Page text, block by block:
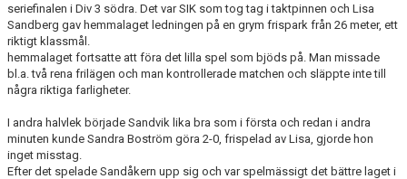
seriefinalen i Div 3 södra. Det var SIK som tog tag i taktpinnen och Lisa
Sandberg gav hemmalaget ledningen på en grym frispark från 26 meter, ett
riktigt klassmål.
hemmalaget fortsatte att föra det lilla spel som bjöds på. Man missade
bl.a. två rena frilägen och man kontrollerade matchen och släppte inte till
några riktiga farligheter.
I andra halvlek började Sandvik lika bra som i första och redan i andra
minuten kunde Sandra Boström göra 2-0, frispelad av Lisa, gjorde hon
inget misstag.
Efter det spelade Sandåkern upp sig och var spelmässigt det bättre laget i